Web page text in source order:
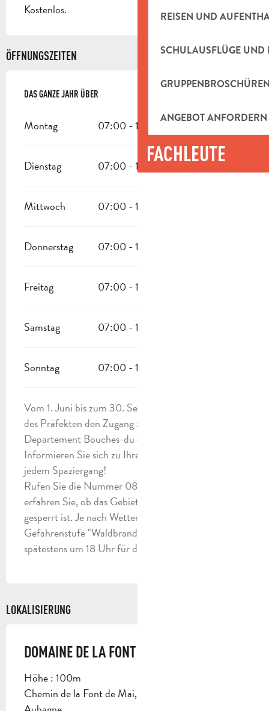
REISEN UND
SCHULAUSFLÜGE UND
ANGEBOT ANFORDERN
FACHLEUTE
Kostenlos.
ÖFFNUNGSZEITEN
DAS GANZE JAHR ÜBER
DAS GANZE JAHR ÜBER
Montag 07:00 - 19:00
Dienstag 07:00 - 19:00
Mittwoch 07:00 - 19:00
Donnerstag 07:00 - 19:00
Freitag 07:00 - 19:00
Samstag 07:00 - 19:00
Sonntag 07:00 - 19:00
Vom 1. Juni bis zum 30. September regelt ein Erlass
des Präfekten den Zugang zu den Wanderwegen im
Departement Bouches-du-Rhône.
Informieren Sie sich zu Ihrer eigenen Sicherheit vor
jedem Spaziergang!
Rufen Sie die Nummer 0811 20 13 13 an. Jeden Tag
erfahren Sie, ob das Gebiet geöffnet oder komplett
gesperrt ist. Je nach Wetterlage ist die
Gefahrenstufe "Waldbrand" (orange-rot-schwarz)
spätestens um 18 Uhr für den nächsten Tag bekannt.
LOKALISIERUNG
DOMAINE DE LA FONT DE MAI
Höhe : 100m
Chemin de la Font de Mai, Route d'Eoures, 13400